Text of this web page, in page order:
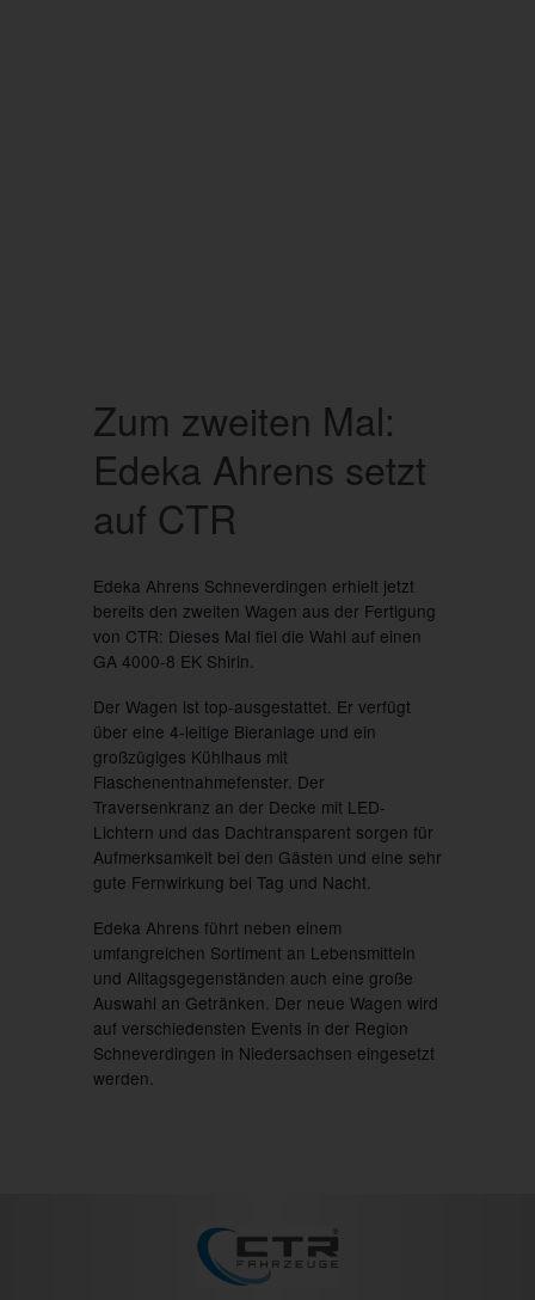
Zum zweiten Mal:
Edeka Ahrens setzt
auf CTR
Edeka Ahrens Schneverdingen erhielt jetzt
bereits den zweiten Wagen aus der Fertigung
von CTR: Dieses Mal fiel die Wahl auf einen
GA 4000-8 EK Shirin.
Der Wagen ist top-ausgestattet. Er verfügt
über eine 4-leitige Bieranlage und ein
großzügiges Kühlhaus mit
Flaschenentnahmefenster. Der
Traversenkranz an der Decke mit LED-
Lichtern und das Dachtransparent sorgen für
Aufmerksamkeit bei den Gästen und eine sehr
gute Fernwirkung bei Tag und Nacht.
Edeka Ahrens führt neben einem
umfangreichen Sortiment an Lebensmitteln
und Alltagsgegenständen auch eine große
Auswahl an Getränken. Der neue Wagen wird
auf verschiedensten Events in der Region
Schneverdingen in Niedersachsen eingesetzt
werden.